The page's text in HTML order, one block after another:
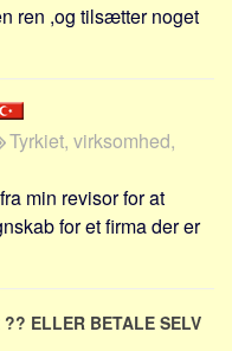
ren ,og tilsætter noget
Tyrkiet, virksomhed,
min revisor for at
for et firma der er
ELLER BETALE SELV